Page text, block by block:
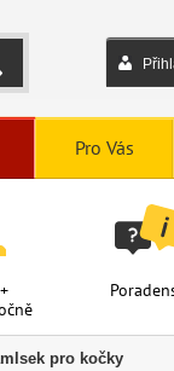
Pro Vás
pro kočky